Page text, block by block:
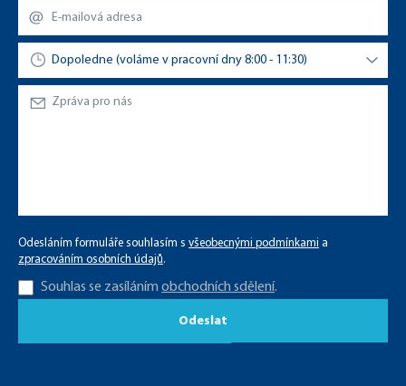
Odesláním formuláře souhlasím s všeobecnými podmínkami a
zpracováním osobních údajů.
Souhlas se zasíláním obchodních sdělení.
Odeslat